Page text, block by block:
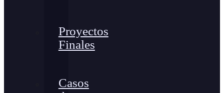
Proyectos
Finales
Casos